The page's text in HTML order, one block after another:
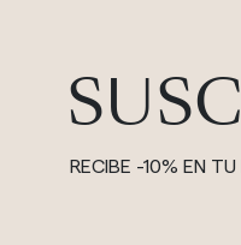
RECIBE -10% EN